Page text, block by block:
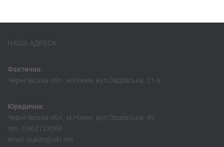
НАША АДРЕСА:
Фактична:
Чернігівська обл., м.Ніжин, вул.Овдіївська, 21-а
Юридична:
Чернігівська обл., м.Ніжин, вул.Овдіівська, 49
тел.: 0463123066
email: nukim@ukr.net